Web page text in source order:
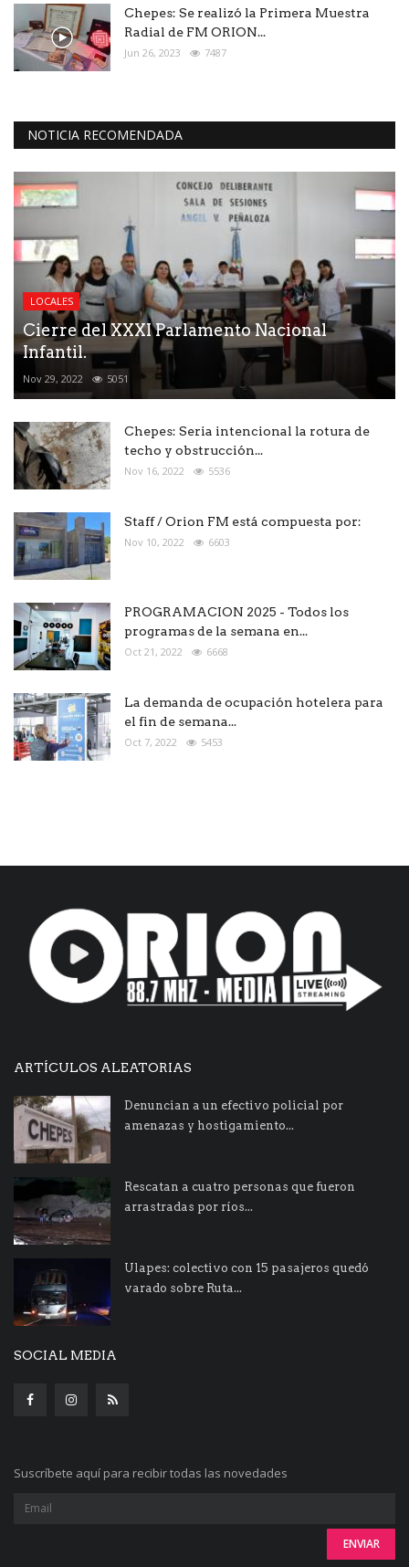
Chepes: Se realizó la Primera Muestra
Radial de FM ORION...
Jun 26, 2023 7487
NOTICIA RECOMENDADA
LOCALES
Cierre del XXXI Parlamento Nacional
Infantil.
Nov 29, 2022 5051
Chepes: Seria intencional la rotura de
techo y obstrucción...
Nov 16, 2022 5536
Staff / Orion FM está compuesta por:
Nov 10, 2022 6603
PROGRAMACION 2025 - Todos los
programas de la semana en...
Oct 21, 2022 6668
La demanda de ocupación hotelera para
el fin de semana...
Oct 7, 2022 5453
ARTÍCULOS ALEATORIAS
Denuncian a un efectivo policial por
amenazas y hostigamiento...
Rescatan a cuatro personas que fueron
arrastradas por ríos...
Ulapes: colectivo con 15 pasajeros quedó
varado sobre Ruta...
SOCIAL MEDIA
Suscríbete aquí para recibir todas las novedades